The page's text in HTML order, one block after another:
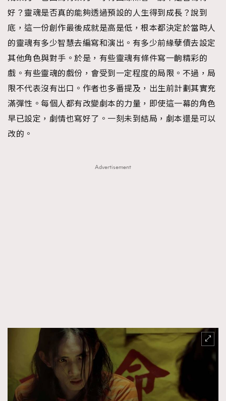
好？靈魂是否真的能夠透過預設的人生得到成長？說到
底，這一份創作最後成就是高是低，根本都決定於當時人
的靈魂有多少智慧去編寫和演出。有多少前緣孽債去設定
其他角色與對手。於是，有些靈魂有條件寫一齣精彩的
戲。有些靈魂的戲份，會受到一定程度的局限。不過，局
限不代表沒有出口。作者也多番提及，出生前計劃其實充
滿彈性。每個人都有改變劇本的力量，即使這一幕的角色
早已設定，劇情也寫好了。一刻未到結局，劇本還是可以
改的。
Advertisement